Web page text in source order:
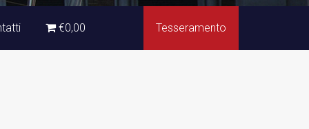
€0,00 Tesseramento